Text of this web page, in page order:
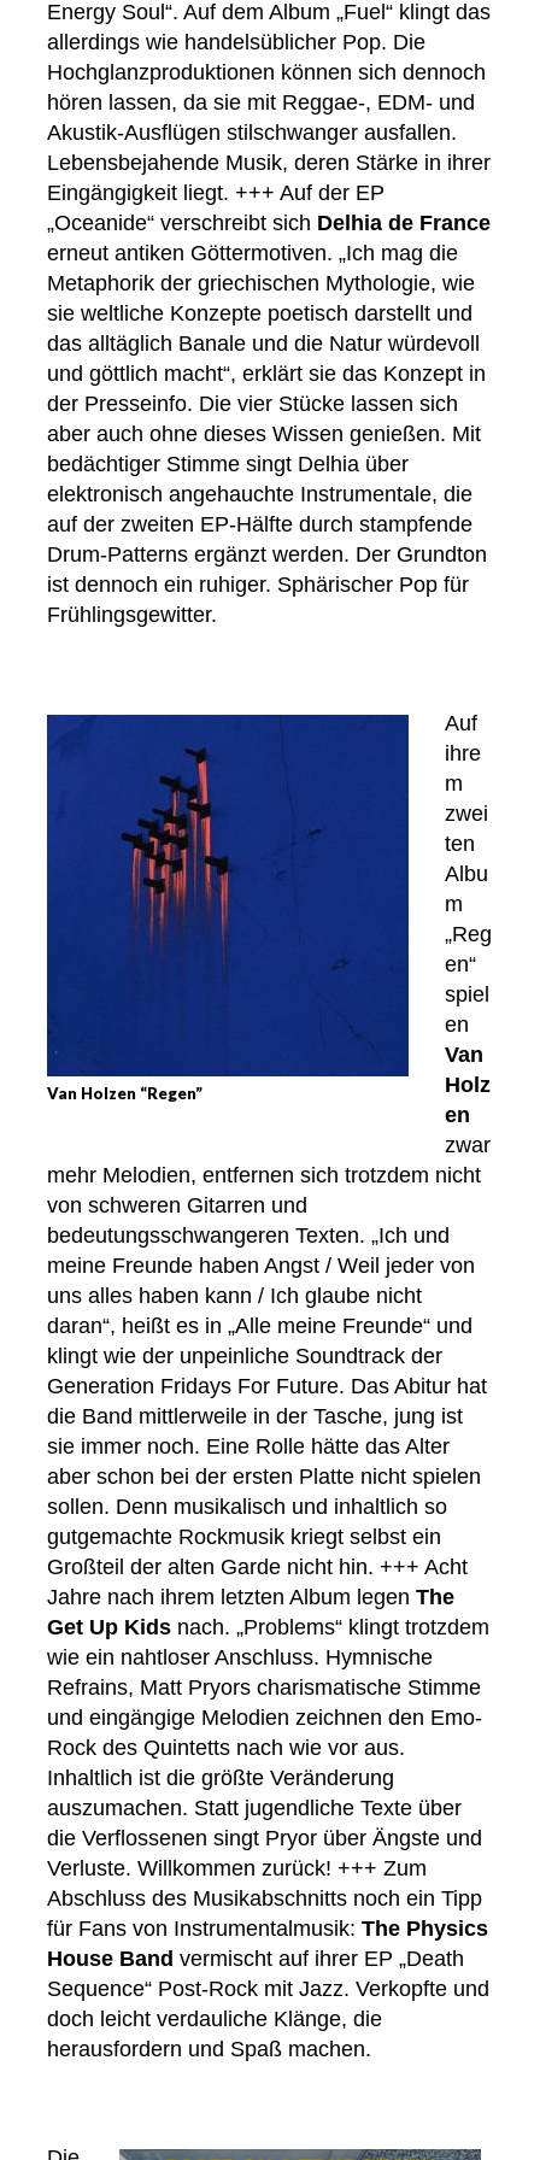
Energy Soul“. Auf dem Album „Fuel“ klingt das
allerdings wie handelsüblicher Pop. Die
Hochglanzproduktionen können sich dennoch
hören lassen, da sie mit Reggae-, EDM- und
Akustik-Ausflügen stilschwanger ausfallen.
Lebensbejahende Musik, deren Stärke in ihrer
Eingängigkeit liegt. +++ Auf der EP
„Oceanide“ verschreibt sich Delhia de France
erneut antiken Göttermotiven. „Ich mag die
Metaphorik der griechischen Mythologie, wie
sie weltliche Konzepte poetisch darstellt und
das alltäglich Banale und die Natur würdevoll
und göttlich macht“, erklärt sie das Konzept in
der Presseinfo. Die vier Stücke lassen sich
aber auch ohne dieses Wissen genießen. Mit
bedächtiger Stimme singt Delhia über
elektronisch angehauchte Instrumentale, die
auf der zweiten EP-Hälfte durch stampfende
Drum-Patterns ergänzt werden. Der Grundton
ist dennoch ein ruhiger. Sphärischer Pop für
Frühlingsgewitter.
Van Holzen “Regen”
Auf
ihre
m
zwei
ten
Albu
m
„Reg
en“
spiel
en
Van
Holz
en
zwar
mehr Melodien, entfernen sich trotzdem nicht
von schweren Gitarren und
bedeutungsschwangeren Texten. „Ich und
meine Freunde haben Angst / Weil jeder von
uns alles haben kann / Ich glaube nicht
daran“, heißt es in „Alle meine Freunde“ und
klingt wie der unpeinliche Soundtrack der
Generation Fridays For Future. Das Abitur hat
die Band mittlerweile in der Tasche, jung ist
sie immer noch. Eine Rolle hätte das Alter
aber schon bei der ersten Platte nicht spielen
sollen. Denn musikalisch und inhaltlich so
gutgemachte Rockmusik kriegt selbst ein
Großteil der alten Garde nicht hin. +++ Acht
Jahre nach ihrem letzten Album legen The
Get Up Kids nach. „Problems“ klingt trotzdem
wie ein nahtloser Anschluss. Hymnische
Refrains, Matt Pryors charismatische Stimme
und eingängige Melodien zeichnen den Emo-
Rock des Quintetts nach wie vor aus.
Inhaltlich ist die größte Veränderung
auszumachen. Statt jugendliche Texte über
die Verflossenen singt Pryor über Ängste und
Verluste. Willkommen zurück! +++ Zum
Abschluss des Musikabschnitts noch ein Tipp
für Fans von Instrumentalmusik: The Physics
House Band vermischt auf ihrer EP „Death
Sequence“ Post-Rock mit Jazz. Verkopfte und
doch leicht verdauliche Klänge, die
herausfordern und Spaß machen.